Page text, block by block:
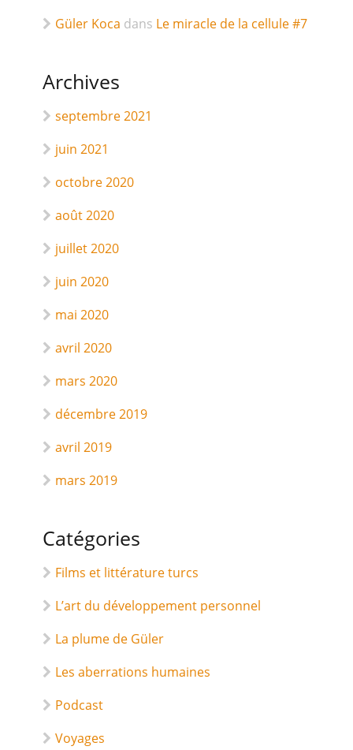
Güler Koca dans Le miracle de la cellule #7
Archives
septembre 2021
juin 2021
octobre 2020
août 2020
juillet 2020
juin 2020
mai 2020
avril 2020
mars 2020
décembre 2019
avril 2019
mars 2019
Catégories
Films et littérature turcs
L’art du développement personnel
La plume de Güler
Les aberrations humaines
Podcast
Voyages